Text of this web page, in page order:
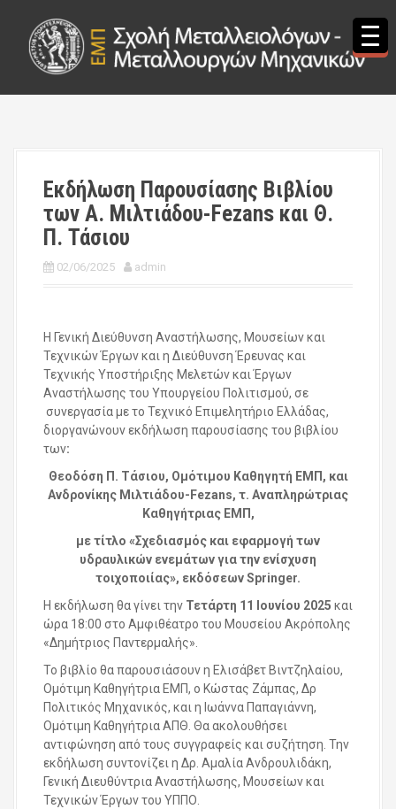
Εκδήλωση Παρουσίασης Βιβλίου
των Α. Μιλτιάδου-Fezans και Θ.
Π. Τάσιου
02/06/2025 admin
Η Γενική Διεύθυνση Αναστήλωσης, Μουσείων και
Τεχνικών Έργων και η Διεύθυνση Έρευνας και
Τεχνικής Υποστήριξης Μελετών και Έργων
Αναστήλωσης του Υπουργείου Πολιτισμού, σε
συνεργασία με το Τεχνικό Επιμελητήριο Ελλάδας,
διοργανώνουν εκδήλωση παρουσίασης του βιβλίου
των:
Θεοδόση Π. Τάσιου, Ομότιμου Καθηγητή ΕΜΠ, και
Ανδρονίκης Μιλτιάδου-Fezans, τ. Αναπληρώτριας
Καθηγήτριας ΕΜΠ,
με τίτλο «Σχεδιασμός και εφαρμογή των
υδραυλικών ενεμάτων για την ενίσχυση
τοιχοποιίας», εκδόσεωνSpringer.
Η εκδήλωση θα γίνει την Τετάρτη 11 Ιουνίου 2025 και
ώρα 18:00 στο Αμφιθέατρο του Μουσείου Ακρόπολης
«Δημήτριος Παντερμαλής».
Το βιβλίο θα παρουσιάσουν η Ελισάβετ Βιντζηλαίου,
Ομότιμη Καθηγήτρια ΕΜΠ, ο Κώστας Ζάμπας, Δρ
Πολιτικός Μηχανικός, και η Ιωάννα Παπαγιάννη,
Ομότιμη Καθηγήτρια ΑΠΘ. Θα ακολουθήσει
αντιφώνηση από τους συγγραφείς και συζήτηση. Την
εκδήλωση συντονίζει η Δρ. Αμαλία Ανδρουλιδάκη,
Γενική Διευθύντρια Αναστήλωσης, Μουσείων και
Τεχνικών Έργων του ΥΠΠΟ.